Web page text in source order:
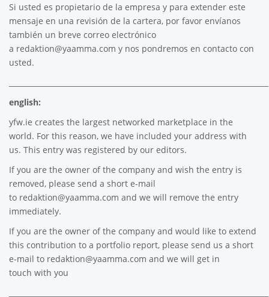
Si usted es propietario de la empresa y para extender este
mensaje en una revisión de la cartera, por favor envíanos
también un breve correo electrónico
a redaktion@yaamma.com y nos pondremos en contacto con
usted.
english:
yfw.ie creates the largest networked marketplace in the
world. For this reason, we have included your address with
us. This entry was registered by our editors.
If you are the owner of the company and wish the entry is
removed, please send a short e-mail
to redaktion@yaamma.com and we will remove the entry
immediately.
If you are the owner of the company and would like to extend
this contribution to a portfolio report, please send us a short
e-mail to redaktion@yaamma.com and we will get in
touch with you